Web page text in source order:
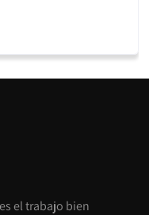
el trabajo bien